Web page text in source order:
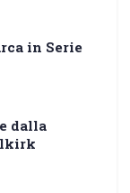
in Serie
dalla